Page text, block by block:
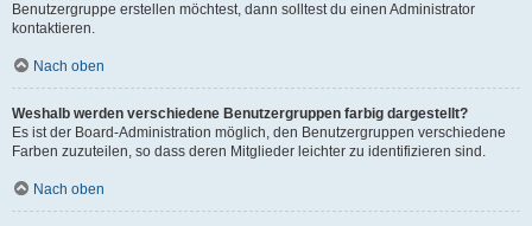
Benutzergruppe erstellen möchtest, dann solltest du einen Administrator
kontaktieren.
Nach oben
Weshalb werden verschiedene Benutzergruppen farbig dargestellt?
Es ist der Board-Administration möglich, den Benutzergruppen verschiedene
Farben zuzuteilen, so dass deren Mitglieder leichter zu identifizieren sind.
Nach oben